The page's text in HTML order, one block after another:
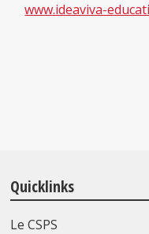
www.ideaviva-
Quicklinks
Le CSPS